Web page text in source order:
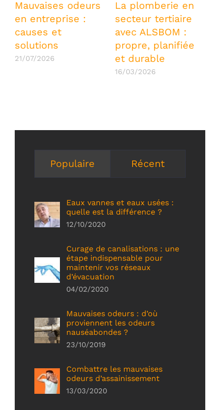
Mauvaises odeurs
en entreprise :
causes et
solutions
21/07/2026
La plomberie en
secteur tertiaire
avec ALSBOM :
propre, planifiée
et durable
16/03/2026
Populaire Récent
Eaux vannes et eaux usées :
quelle est la différence ?
12/10/2020
Curage de canalisations : une
étape indispensable pour
maintenir vos réseaux
d’évacuation
04/02/2020
Mauvaises odeurs : d’où
proviennent les odeurs
nauséabondes ?
23/10/2019
Combattre les mauvaises
odeurs d’assainissement
13/03/2020